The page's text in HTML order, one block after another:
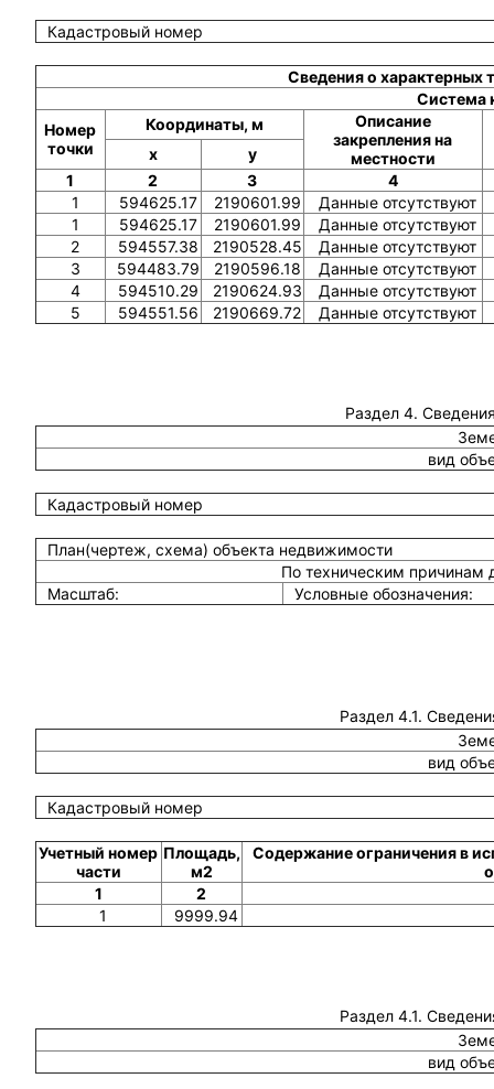
Кадастровый номер
Сведения о характерных
Система
Номер
точки
Координаты, м
Описание
закрепления на
местности
x
y
1
2 3
4
1
594625.17 2190601.99
Данные отсутствуют
1
594625.17 2190601.99
Данные отсутствуют
2
594557.38 2190528.45
Данные отсутствуют
3
594483.79 2190596.18
Данные отсутствуют
4
594510.29 2190624.93
Данные отсутствуют
5
594551.56 2190669.72 Данные отсутствуют
Раздел 4.
вид
Кадастровый номер
План(чертеж, схема) объекта недвижимости
По техническим причинам
Масштаб:
Условные обозначения:
Раздел 4.1.
вид
Кадастровый номер
Учетный номер
части
Площадь,
м2
Содержание ограничения в
1
2
1
9999.94
Раздел 4.1.
вид